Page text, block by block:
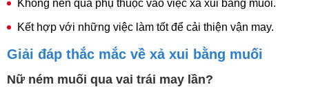
Không nên quá phụ thuộc vào việc xả xui bằng muối.
Kết hợp với những việc làm tốt để cải thiện vận may.
Giải đáp thắc mắc về xả xui bằng muối
Nữ ném muối qua vai trái may lần?